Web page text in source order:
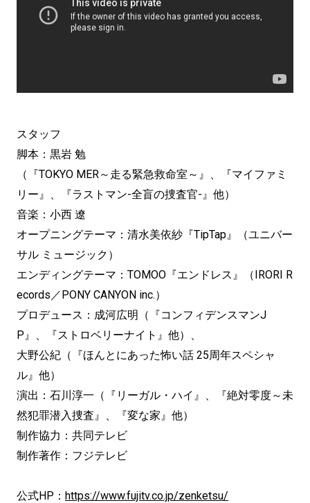
スタッフ
脚本：黒岩 勉
（『TOKYO MER～走る緊急救命室～』、『マイファミ
リー』、『ラストマン-全盲の捜査官-』他）
音楽：小西 遼
オープニングテーマ：清水美依紗『TipTap』（ユニバー
サル ミュージック）
エンディングテーマ：TOMOO『エンドレス』（IRORI R
ecords／PONY CANYON inc.）
プロデュース：成河広明（『コンフィデンスマンJ
P』、『ストロベリーナイト』他）、
大野公紀（『ほんとにあった怖い話 25周年スペシャ
ル』他）
演出：石川淳一（『リーガル・ハイ』、『絶対零度～未
然犯罪潜入捜査』、『変な家』他）
制作協力：共同テレビ
制作著作：フジテレビ
公式HP： https://www.fujitv.co.jp/zenketsu/